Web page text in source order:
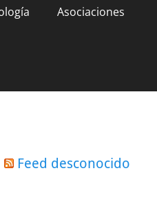
Asociaciones
Feed desconocido